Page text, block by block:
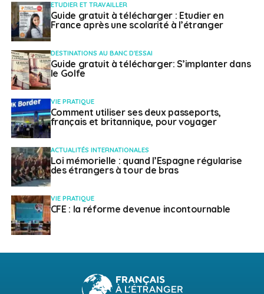
ETUDIER ET TRAVAILLER
Guide gratuit à télécharger : Etudier en
France après une scolarité à l’étranger
DESTINATIONS AU BANC D'ESSAI
Guide gratuit à télécharger: S’implanter dans
le Golfe
VIE PRATIQUE
Comment utiliser ses deux passeports,
français et britannique, pour voyager
ACTUALITÉS INTERNATIONALES
Loi mémorielle : quand l’Espagne régularise
des étrangers à tour de bras
VIE PRATIQUE
CFE : la réforme devenue incontournable